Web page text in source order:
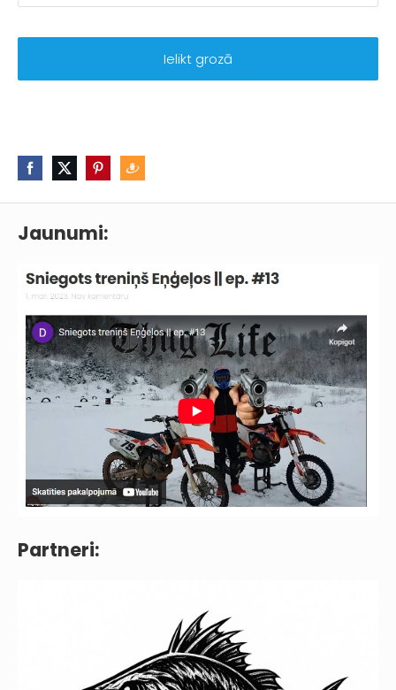
Jaunumi:
Partneri:
Ielikt grozā